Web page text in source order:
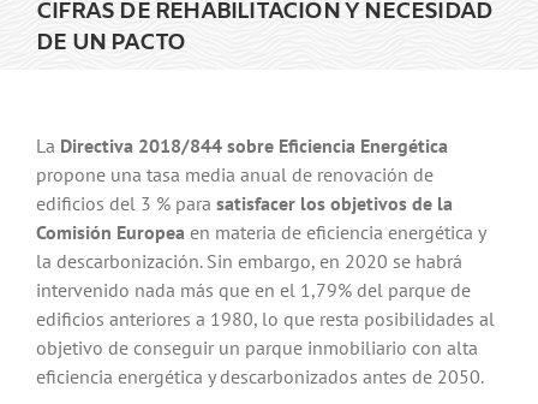
CIFRAS DE REHABILITACIÓN Y NECESIDAD
DE UN PACTO
La Directiva 2018/844 sobre Eficiencia Energética
propone una tasa media anual de renovación de
edificios del 3 % para satisfacer los objetivos de la
Comisión Europea en materia de eficiencia energética y
la descarbonización. Sin embargo, en 2020 se habrá
intervenido nada más que en el 1,79% del parque de
edificios anteriores a 1980, lo que resta posibilidades al
objetivo de conseguir un parque inmobiliario con alta
eficiencia energética y descarbonizados antes de 2050.